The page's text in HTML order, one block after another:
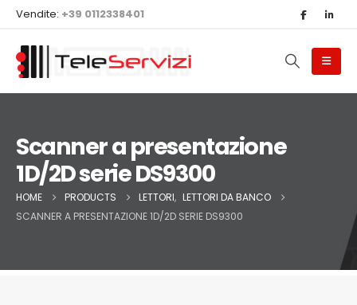
Vendite: +39 0112338401
Scanner a presentazione
1D/2D serie DS9300
HOME PRODUCTS LETTORI, LETTORI DA BANCO
SCANNER A PRESENTAZIONE 1D/2D SERIE DS9300